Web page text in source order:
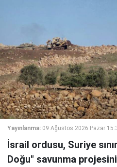
Yayınlanma: 09 Ağustos 2026 Pazar
İsrail ordusu, Suriye
Doğu" savunma